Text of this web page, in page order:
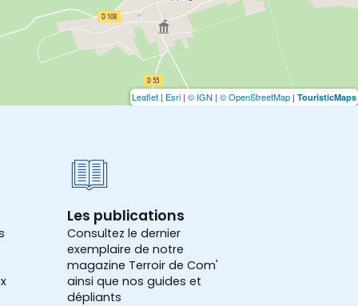
Leaflet | Esri | © IGN | © OpenStreetMap | TouristicMaps
Les publications
Consultez le dernier
exemplaire de notre
magazine Terroir de Com'
ainsi que nos guides et
dépliants